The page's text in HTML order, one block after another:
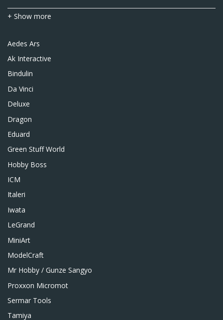
+ Show more
Aedes Ars
Ak Interactive
Bindulin
Da Vinci
Deluxe
Dragon
Eduard
Green Stuff World
Hobby Boss
ICM
Italeri
Iwata
LeGrand
MiniArt
ModelCraft
Mr Hobby / Gunze Sangyo
Proxxon Micromot
Sermar Tools
Tamiya